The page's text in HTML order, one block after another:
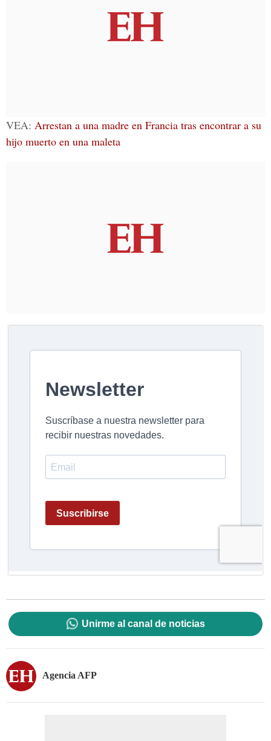
VEA: Arrestan a una madre en Francia tras encontrar a su
hijo muerto en una maleta
Unirme al canal de noticias
Agencia AFP